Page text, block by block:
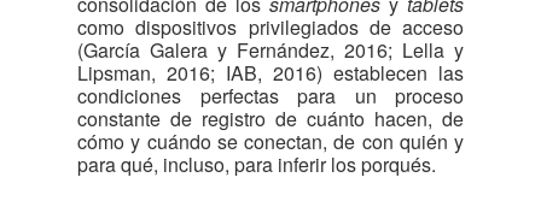
como dispositivos privilegiados de acceso
(García Galera y Fernández, 2016; Lella y
Lipsman, 2016; IAB, 2016) establecen las
condiciones perfectas para un proceso
constante de registro de cuánto hacen, de
cómo y cuándo se conectan, de con quién y
para qué, incluso, para inferir los porqués.